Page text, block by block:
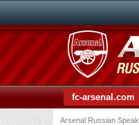
fc-arsenal.com
Arsenal Russian